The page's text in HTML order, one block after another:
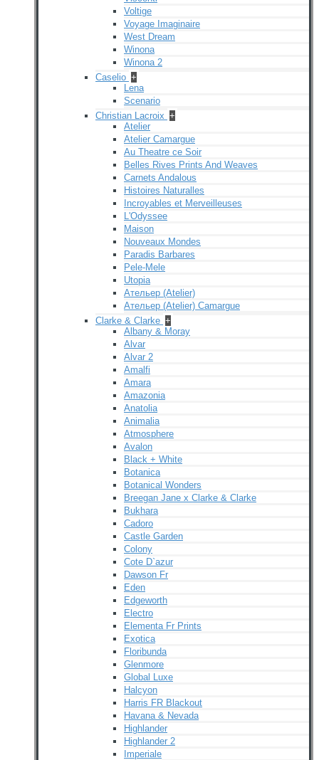
Voltige
Voyage Imaginaire
West Dream
Winona
Winona 2
Caselio +
Lena
Scenario
Christian Lacroix +
Atelier
Atelier Camargue
Au Theatre ce Soir
Belles Rives Prints And Weaves
Carnets Andalous
Histoires Naturalles
Incroyables et Merveilleuses
L'Odyssee
Maison
Nouveaux Mondes
Paradis Barbares
Pele-Mele
Utopia
Ательер (Atelier)
Ательер (Atelier) Camargue
Clarke & Clarke +
Albany & Moray
Alvar
Alvar 2
Amalfi
Amara
Amazonia
Anatolia
Animalia
Atmosphere
Avalon
Black + White
Botanica
Botanical Wonders
Breegan Jane x Clarke & Clarke
Bukhara
Cadoro
Castle Garden
Colony
Cote D`azur
Dawson Fr
Eden
Edgeworth
Electro
Elementa Fr Prints
Exotica
Floribunda
Glenmore
Global Luxe
Halcyon
Harris FR Blackout
Havana & Nevada
Highlander
Highlander 2
Imperiale